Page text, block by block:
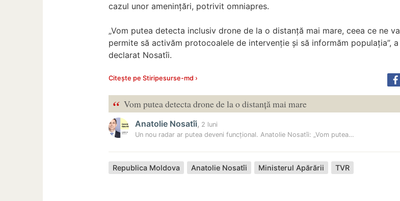
cazul unor amenințări, potrivit omniapres.
„Vom putea detecta inclusiv drone de la o distanță mai mare, ceea ce ne va
permite să activăm protocoalele de intervenție și să informăm populația”, a
declarat Nosatîi.
Citește pe Stiripesurse-md ›
“ Vom putea detecta drone de la o distanță mai mare
Anatolie Nosatîi, 2 luni
Un nou radar ar putea deveni funcțional. Anatolie Nosatîi: „Vom putea…
Republica Moldova Anatolie Nosatîi Ministerul Apărării TVR